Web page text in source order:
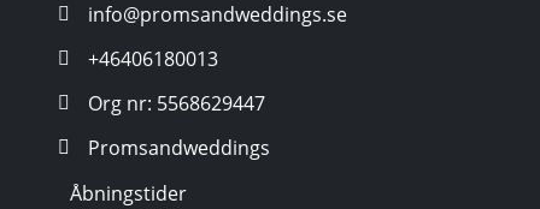
info@promsandweddings.se
+46406180013
Org nr: 5568629447
Promsandweddings
Åbningstider